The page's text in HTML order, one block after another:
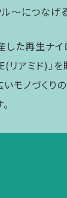
～につなげ
した再生ナ
リアミド)」
いモノづくり